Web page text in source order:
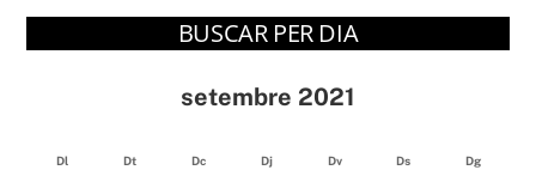
BUSCAR PER DIA
setembre 2021
Dl Dt Dc Dj Dv Ds Dg